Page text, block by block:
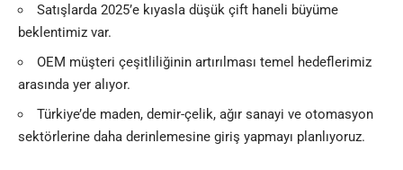
Satışlarda 2025’e kıyasla düşük çift haneli büyüme
beklentimiz var.
OEM müşteri çeşitliliğinin artırılması temel hedeflerimiz
arasında yer alıyor.
Türkiye’de maden, demir-çelik, ağır sanayi ve otomasyon
sektörlerine daha derinlemesine giriş yapmayı planlıyoruz.